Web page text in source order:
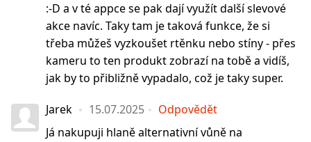
:-D a v té appce se pak dají využít další slevové
akce navíc. Taky tam je taková funkce, že si
třeba můžeš vyzkoušet rtěnku nebo stíny - přes
kameru to ten produkt zobrazí na tobě a vidíš,
jak by to přibližně vypadalo, což je taky super.
Jarek 15.07.2025
Odpovědět
Já nakupuji hlaně alternativní vůně na